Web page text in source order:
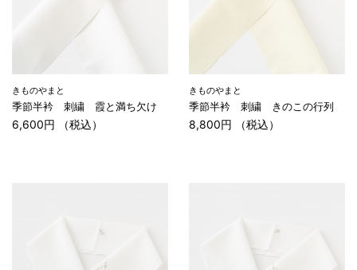
きものやまと
季節半衿 刺繍 霞と満ち欠け
6,600円 （税込）
きものやまと
季節半衿 刺繍 きのこの行列
8,800円 （税込）